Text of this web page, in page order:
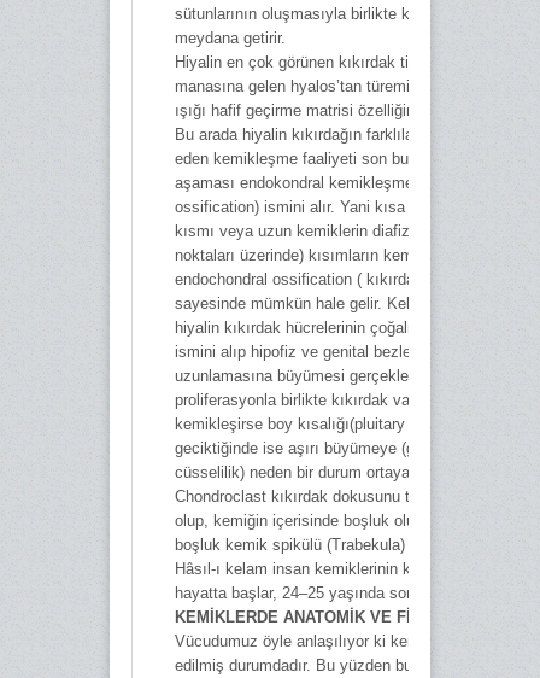
sütunlarının oluşmasıyla birlikte kompakt kemiği
meydana getirir.
Hiyalin en çok görünen kıkırdak tip olup Yunanca
manasına gelen hyalos’tan türemiş bir sözcüktür.
ışığı hafif geçirme matrisi özelliğinden bu ismi
Bu arada hiyalin kıkırdağın farklılaşmasıyla teşekkül
eden kemikleşme faaliyeti son bulmaz, bunun
aşaması endokondral kemikleşme (Enchondral
ossification) ismini alır. Yani kısa ve kübik
kısmı veya uzun kemiklerin diafiz ve epifiz
noktaları üzerinde) kısımların kemikleşmesi
endochondral ossification ( kıkırdak kemik taslağı)
sayesinde mümkün hale gelir. Kelimenin tam
hiyalin kıkırdak hücrelerinin çoğalması proliferasyon
ismini alıp hipofiz ve genital bezlerin kontrolünde
uzunlamasına büyümesi gerçekleşmiş olur. Böylece
proliferasyonla birlikte kıkırdak vaktinden evvel
kemikleşirse boy kısalığı(pluitary dwarfısım-
geciktiğinde ise aşırı büyümeye (gigantism-dev
cüsselilik) neden bir durum ortaya çıkabiliyor.
Chondroclast kıkırdak dokusunu tahrip eden bir
olup, kemiğin içerisinde boşluk oluşturur. Derken
boşluk kemik spikülü (Trabekula) ağıyla donatılır.
Hâsıl-ı kelam insan kemiklerinin kemikleşmesi
hayatta başlar, 24–25 yaşında son bulmaktadır.
KEMİKLERDE ANATOMİK VE FİZYOLOJİK
Vücudumuz öyle anlaşılıyor ki kemik çatı üzerine
edilmiş durumdadır. Bu yüzden bu kemiksi çatıya